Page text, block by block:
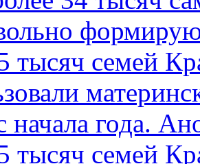
тысяч семей
начала года.
тысяч семей